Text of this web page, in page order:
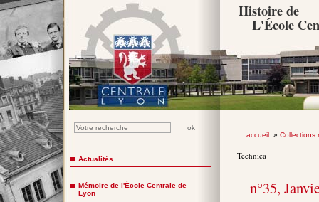
Histoire de
L'École
accueil» Collections
Technica
n°35,
Actualités
Mémoire de l'École Centrale de
Lyon